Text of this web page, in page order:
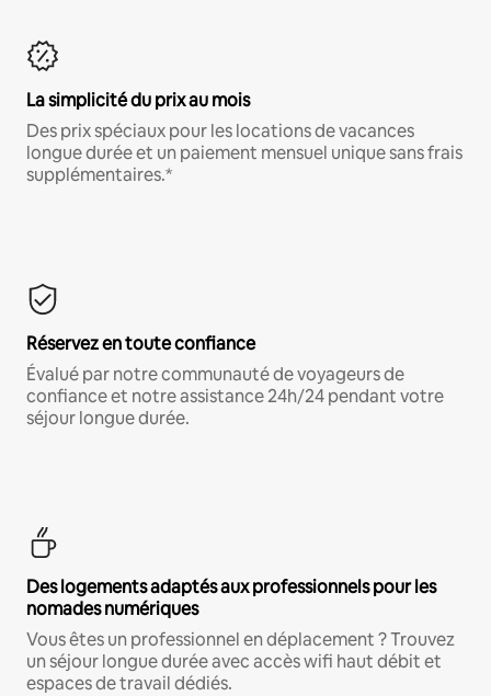
La simplicité du prix au mois
Des prix spéciaux pour les locations de vacances
longue durée et un paiement mensuel unique sans frais
supplémentaires.*
Réservez en toute confiance
Évalué par notre communauté de voyageurs de
confiance et notre assistance 24h/24 pendant votre
séjour longue durée.
Des logements adaptés aux professionnels pour les
nomades numériques
Vous êtes un professionnel en déplacement ? Trouvez
un séjour longue durée avec accès wifi haut débit et
espaces de travail dédiés.